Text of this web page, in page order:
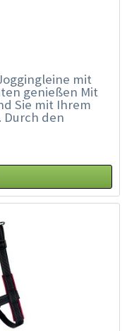
mit
genießen Mit
Sie mit Ihrem
Durch den